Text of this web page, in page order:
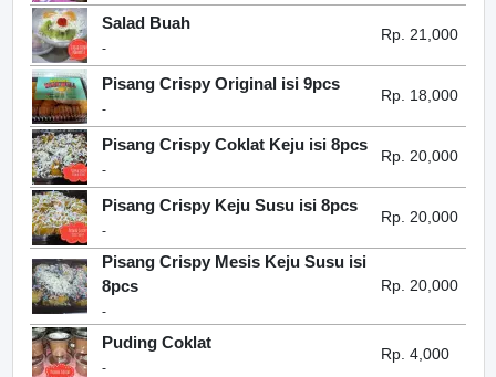
Salad Buah
-
Rp. 21,000
Pisang Crispy Original isi 9pcs
-
Rp. 18,000
Pisang Crispy Coklat Keju isi 8pcs
-
Rp. 20,000
Pisang Crispy Keju Susu isi 8pcs
-
Rp. 20,000
Pisang Crispy Mesis Keju Susu isi
8pcs
-
Rp. 20,000
Puding Coklat
-
Rp. 4,000